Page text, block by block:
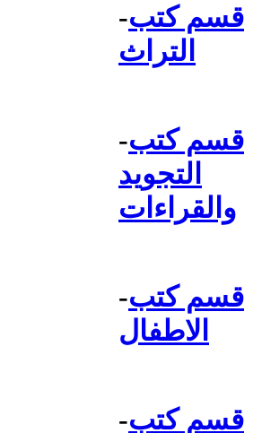
-قسم كتب
التراث
-قسم كتب
التجويد
والقراءات
-قسم كتب
الاطفال
-قسم كتب